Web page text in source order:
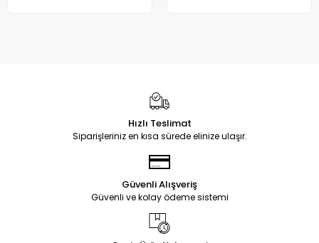
Hızlı Teslimat
Siparişleriniz en kısa sürede elinize ulaşır.
Güvenli Alışveriş
Güvenli ve kolay ödeme sistemi